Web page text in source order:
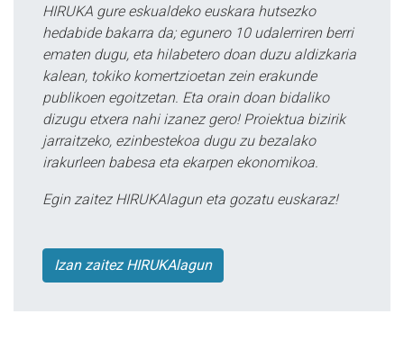
HIRUKA gure eskualdeko euskara hutsezko
hedabide bakarra da; egunero 10 udalerriren berri
ematen dugu, eta hilabetero doan duzu aldizkaria
kalean, tokiko komertzioetan zein erakunde
publikoen egoitzetan. Eta orain doan bidaliko
dizugu etxera nahi izanez gero! Proiektua bizirik
jarraitzeko, ezinbestekoa dugu zu bezalako
irakurleen babesa eta ekarpen ekonomikoa.
Egin zaitez HIRUKAlagun eta gozatu euskaraz!
Izan zaitez HIRUKAlagun